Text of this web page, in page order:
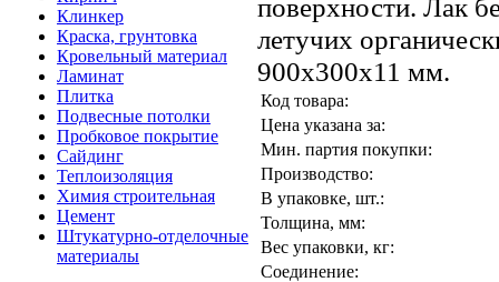
Клинкер
Краска, грунтовка
Кровельный материал
Ламинат
Плитка
Подвесные потолки
Пробковое покрытие
Сайдинг
Теплоизоляция
Химия строительная
Цемент
Штукатурно-отделочные
материалы
поверхности. Лак
летучих
900х300х11 мм.
Код товара:
Цена указана за:
Мин. партия покупки:
Производство:
В упаковке, шт.:
Толщина, мм:
Вес упаковки, кг:
Соединение: